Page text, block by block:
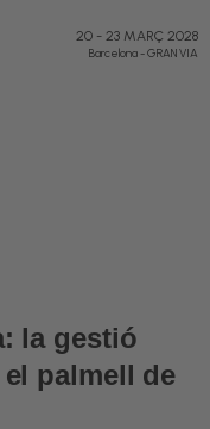
20 - 23 MARÇ 2028
Barcelona-GRAN VIA
la gestió
palmell de